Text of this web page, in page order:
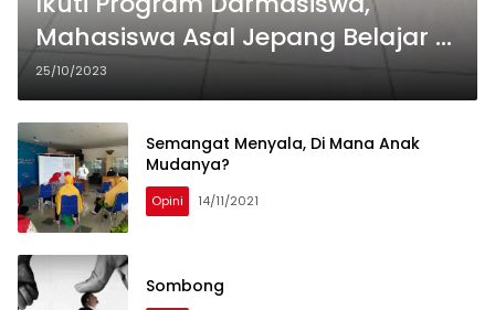
Mahasiswa Asal Jepang Belajar di
Magister Pendidikan Sosiologi
Unismuh
25/10/2023
Semangat Menyala, Di Mana Anak
Mudanya?
Opini 14/11/2021
Sombong